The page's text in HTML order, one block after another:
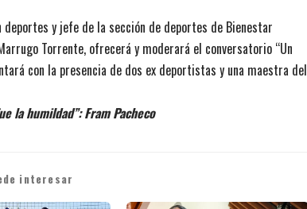
y jefe de la sección de deportes de Bienestar
Torrente, ofrecerá y moderará el conversatorio “Un
con la presencia de dos ex deportistas y una maestra del
la humildad”: Fram Pacheco
interesar